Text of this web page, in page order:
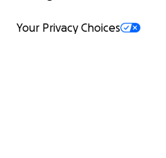
Your Privacy Choices